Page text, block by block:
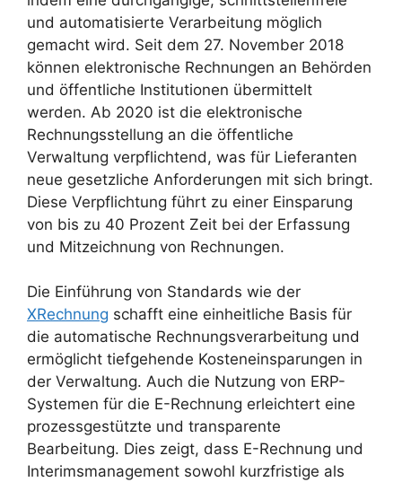
und automatisierte Verarbeitung möglich
gemacht wird. Seit dem 27. November 2018
können elektronische Rechnungen an Behörden
und öffentliche Institutionen übermittelt
werden. Ab 2020 ist die elektronische
Rechnungsstellung an die öffentliche
Verwaltung verpflichtend, was für Lieferanten
neue gesetzliche Anforderungen mit sich bringt.
Diese Verpflichtung führt zu einer Einsparung
von bis zu 40 Prozent Zeit bei der Erfassung
und Mitzeichnung von Rechnungen.
Die Einführung von Standards wie der
XRechnung schafft eine einheitliche Basis für
die automatische Rechnungsverarbeitung und
ermöglicht tiefgehende Kosteneinsparungen in
der Verwaltung. Auch die Nutzung von ERP-
Systemen für die E-Rechnung erleichtert eine
prozessgestützte und transparente
Bearbeitung. Dies zeigt, dass E-Rechnung und
Interimsmanagement sowohl kurzfristige als